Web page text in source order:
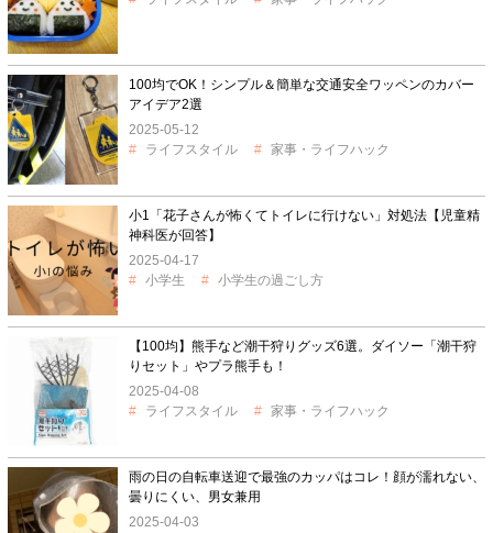
100均でOK！シンプル＆簡単な交通安全ワッペンのカバー
アイデア2選
2025-05-12
ライフスタイル
家事・ライフハック
小1「花子さんが怖くてトイレに行けない」対処法【児童精
神科医が回答】
2025-04-17
小学生
小学生の過ごし方
【100均】熊手など潮干狩りグッズ6選。ダイソー「潮干狩
りセット」やプラ熊手も！
2025-04-08
ライフスタイル
家事・ライフハック
雨の日の自転車送迎で最強のカッパはコレ！顔が濡れない、
曇りにくい、男女兼用
2025-04-03